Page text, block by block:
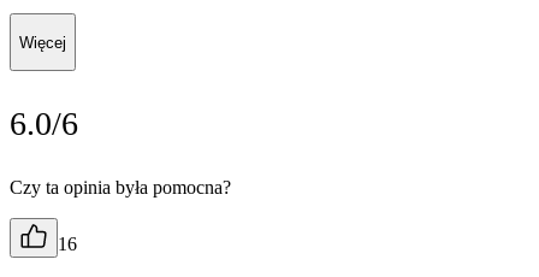
Więcej
6.0/6
Czy ta opinia była pomocna?
16